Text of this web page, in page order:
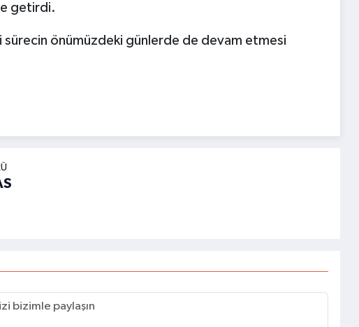
getirdi.
sürecin önümüzdeki günlerde de devam etmesi